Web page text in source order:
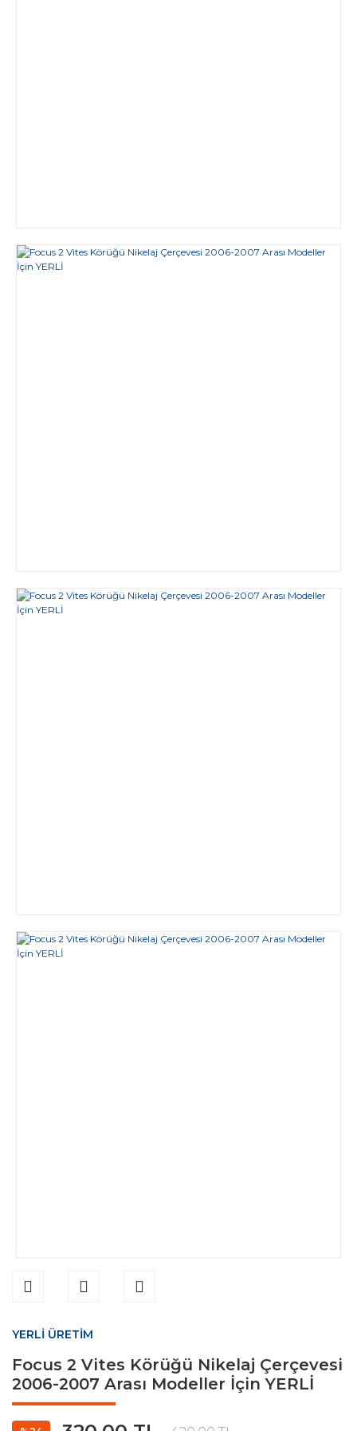
YERLİ ÜRETİM
Focus 2 Vites Körüğü Nikelaj Çerçevesi
2006-2007 Arası Modeller İçin YERLİ